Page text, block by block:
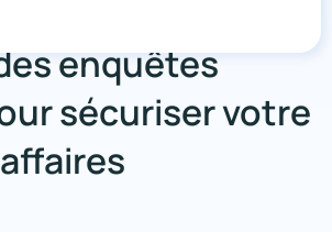
enquêtes
sécuriser votre